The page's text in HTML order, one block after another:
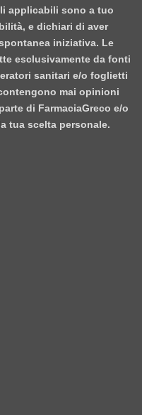
applicabili sono a tuo
e dichiari di aver
iniziativa. Le
esclusivamente da fonti
sanitari e/o foglietti
mai opinioni
di FarmaciaGreco e/o
tua scelta personale.